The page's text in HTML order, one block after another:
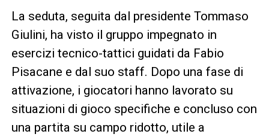
La seduta, seguita dal presidente Tommaso
Giulini, ha visto il gruppo impegnato in
esercizi tecnico-tattici guidati da Fabio
Pisacane e dal suo staff. Dopo una fase di
attivazione, i giocatori hanno lavorato su
situazioni di gioco specifiche e concluso con
una partita su campo ridotto, utile a